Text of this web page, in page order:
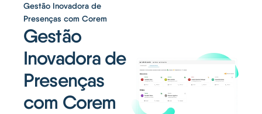
Corem AI
App Corem
Sobre nós
Blog
Gestão Inovadora de
Presenças com Corem
Gestão
Inovadora de
Presenças
com Corem